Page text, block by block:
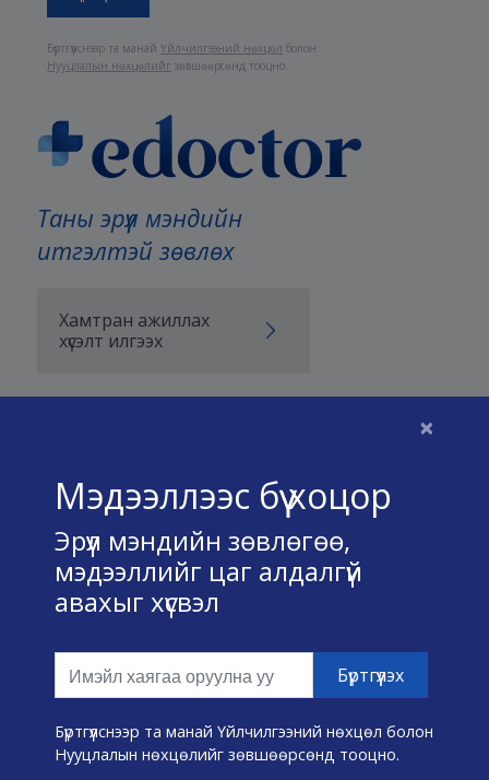
×
Мэдээллээс бүү хоцор
Эрүүл мэндийн зөвлөгөө,
мэдээллийг цаг алдалгүй
авахыг хүсвэл
Бүртгүүлснээр та манай Үйлчилгээний нөхцөл болон
Нууцлалын нөхцөлийг зөвшөөрсөнд тооцно.
Таны эрүүл мэндийн
итгэлтэй зөвлөх
Хамтран ажиллах
хүсэлт илгээх
Үйлчилгээний нөхцөл
Нууц хадгалах тухай
Холбоо барих
Өвчин А-Я
Эмнэлэг хайх
Эрүүл мэндийн хэрэгслүүд
Бүртгүүлснээр та манайҮйлчилгээний нөхцөл болон
Нууцлалын нөхцөлийг зөвшөөрсөнд тооцно.